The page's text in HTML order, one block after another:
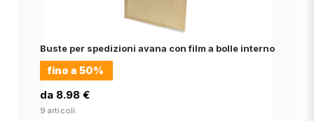
Buste per spedizioni avana con film a bolle interno
fino a 50%
da 8.98 €
9 articoli.